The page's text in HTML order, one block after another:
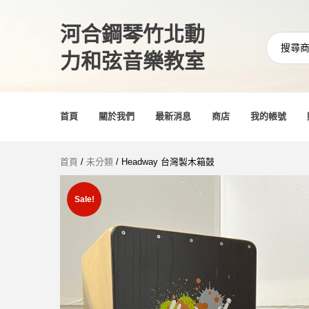
河合鋼琴竹北動
力和弦音樂教室
首頁 關於我們 最新消息 商店 我的帳號
首頁 / 未分類 / Headway 台灣製木箱鼓
Sale!